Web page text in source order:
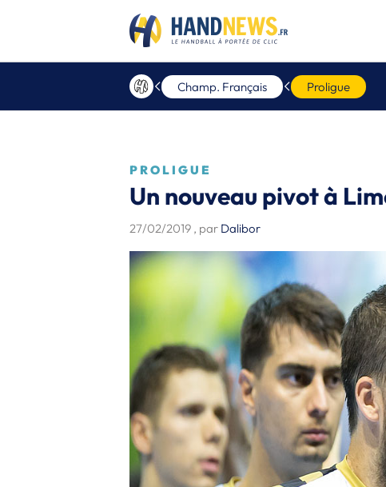
Champ. Français Proligue
PROLIGUE
Un nouveau pivot à
27/02/2019 , par Dalibor